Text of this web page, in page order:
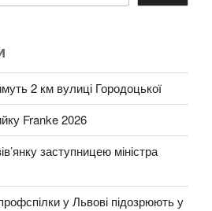
2 км вулиці Городоцької
Franke 2026
заступницею міністра
у Львові підозрюють у